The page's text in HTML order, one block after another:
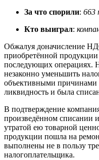
За что спорили: 663
Кто выиграл:
Обжалуя доначисление
приобретённой продукции
последующих операциях.
незаконно уменьшить
объективными причинами
ликвидность и была
В подтверждение
произведённом списании
утратой ею товарной
продукции пошла на
выполнены не в пользу
налогоплательщика.